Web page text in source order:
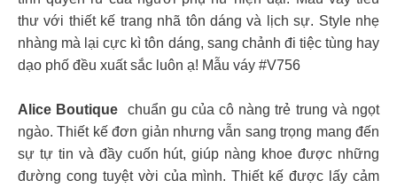
thư với thiết kế trang nhã tôn dáng và lịch sự. Style nhẹ
nhàng mà lại cực kì tôn dáng, sang chảnh đi tiệc tùng hay
dạo phố đều xuất sắc luôn ạ! Mẫu váy #V756
Alice Boutique
chuẩn gu của cô nàng trẻ trung và ngọt
ngào. Thiết kế đơn giản nhưng vẫn sang trọng mang đến
sự tự tin và đầy cuốn hút, giúp nàng khoe được những
đường cong tuyệt vời của mình. Thiết kế được lấy cảm